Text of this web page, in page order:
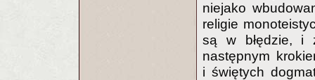
niejako
religie
są w błędzie, i
następnym
i świętych